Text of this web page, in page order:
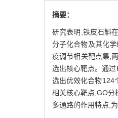
摘要：
研究表明,铁皮石斛
分子化合物及其化
疫调节相关靶点集,
选出核心靶点。通
选出优效化合物124
相关核心靶点,GO分
多通路的作用特点,